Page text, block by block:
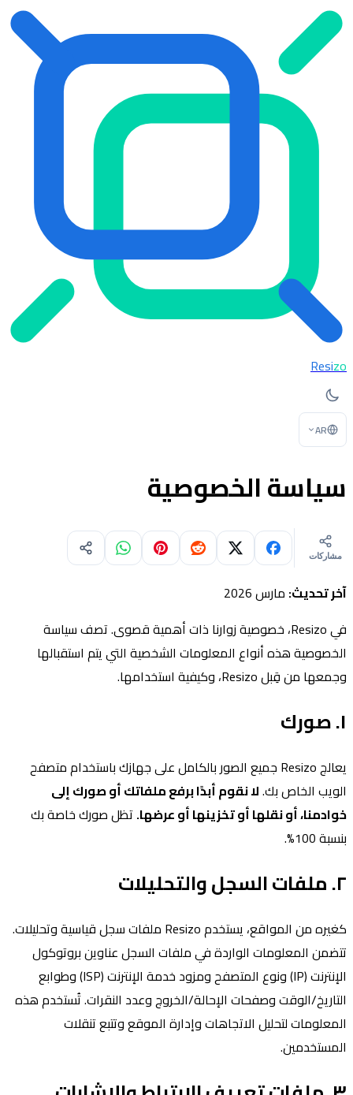
Resizo
AR
سياسة الخصوصية
مشاركات
آخر تحديث: مارس 2026
في Resizo، خصوصية زوارنا ذات أهمية قصوى. تصف سياسة
الخصوصية هذه أنواع المعلومات الشخصية التي يتم استقبالها
وجمعها من قِبل Resizo، وكيفية استخدامها.
١. صورك
يعالج Resizo جميع الصور بالكامل على جهازك باستخدام متصفح
الويب الخاص بك.لا نقوم أبدًا برفع ملفاتك أو صورك إلى
خوادمنا، أو نقلها أو تخزينها أو عرضها. تظل صورك خاصة بك
بنسبة 100%.
٢. ملفات السجل والتحليلات
كغيره من المواقع، يستخدم Resizo ملفات سجل قياسية وتحليلات.
تتضمن المعلومات الواردة في ملفات السجل عناوين بروتوكول
الإنترنت (IP) ونوع المتصفح ومزود خدمة الإنترنت (ISP) وطوابع
التاريخ/الوقت وصفحات الإحالة/الخروج وعدد النقرات. تُستخدم هذه
المعلومات لتحليل الاتجاهات وإدارة الموقع وتتبع تنقلات
المستخدمين.